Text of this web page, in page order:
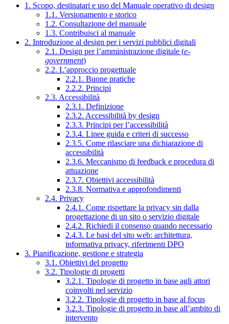
1. Scopo, destinatari e uso del Manuale operativo di design
1.1. Versionamento e storico
1.2. Consultazione del manuale
1.3. Contribuisci al manuale
2. Introduzione al design per i servizi pubblici digitali
2.1. Design per l’amministrazione digitale (e-
government)
2.2. L’approccio progettuale
2.2.1. Buone pratiche
2.2.2. Principi
2.3. Accessibilità
2.3.1. Definizione
2.3.2. Accessibilità by design
2.3.3. Principi per l’accessibilità
2.3.4. Linee guida e criteri di successo
2.3.5. Come rilasciare una dichiarazione di
accessibilità
2.3.6. Meccanismo di feedback e procedura di
attuazione
2.3.7. Obiettivi accessibilità
2.3.8. Normativa e approfondimenti
2.4. Privacy
2.4.1. Come rispettare la privacy sin dalla
progettazione di un sito o servizio digitale
2.4.2. Richiedi il consenso quando necessario
2.4.3. Le basi del sito web: architettura,
informativa privacy, riferimenti DPO
3. Pianificazione, gestione e strategia
3.1. Obiettivi del progetto
3.2. Tipologie di progetti
3.2.1. Tipologie di progetto in base agli attori
coinvolti nel servizio
3.2.2. Tipologie di progetto in base al focus
3.2.3. Tipologie di progetto in base all’ambito di
intervento